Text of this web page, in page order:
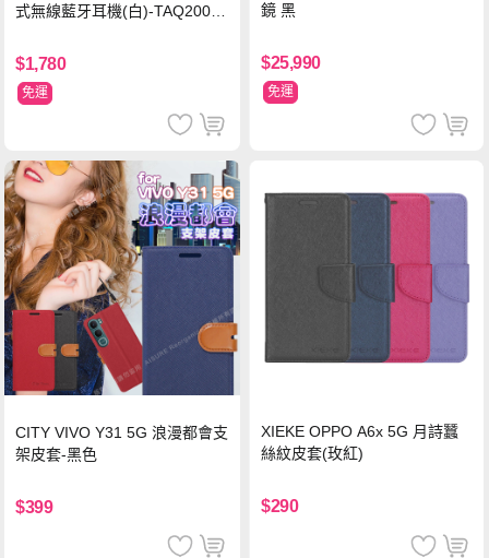
式無線藍牙耳機(白)-TAQ2000
$1,780
免運
鏡 黑
$25,990
免運
CITY VIVO Y31 5G 浪漫都會支
架皮套-黑色
$399
XIEKE OPPO A6x 5G 月詩蠶
絲紋皮套(玫紅)
$290